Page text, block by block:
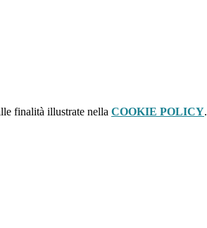
finalità illustrate nella COOKIE POLICY.